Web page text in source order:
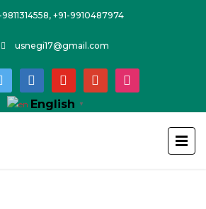
9811314558, +91-9910487974
usnegi17@gmail.com
linkedin youtube google instagram
English ▼